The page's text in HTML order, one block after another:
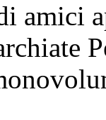
amici